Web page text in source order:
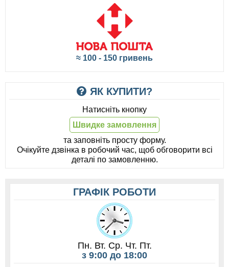
≈ 100 - 150 гривень
ЯК КУПИТИ?
Натисніть кнопку
Швидке замовлення
та заповніть просту форму.
Очікуйте дзвінка в робочий час, щоб обговорити всі
деталі по замовленню.
ГРАФІК РОБОТИ
Пн. Вт. Ср. Чт. Пт.
з 9:00 до 18:00